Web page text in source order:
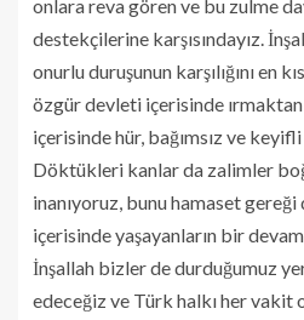
onlara reva gören ve bu zulme
destekçilerine karşısındayız.
onurlu duruşunun karşılığını en
özgür devleti içerisinde
içerisinde hür, bağımsız ve
Döktükleri kanlar da zalimler
inanıyoruz, bunu hamaset
içerisinde yaşayanların bir
İnşallah bizler de durduğumuz
edeceğiz ve Türk halkı her vakit